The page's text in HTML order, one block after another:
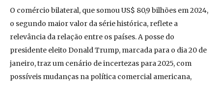
O comércio bilateral, que somou US$ 80,9 bilhões em 2024,
o segundo maior valor da série histórica, reflete a
relevância da relação entre os países. A posse do
presidente eleito Donald Trump, marcada para o dia 20 de
janeiro, traz um cenário de incertezas para 2025, com
possíveis mudanças na política comercial americana,